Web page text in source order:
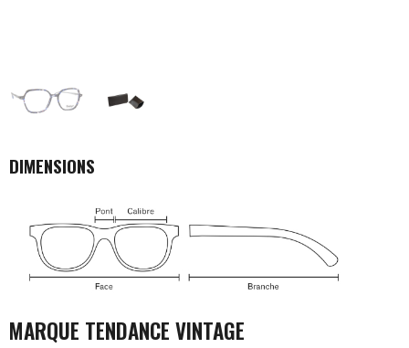
DIMENSIONS
MARQUE TENDANCE VINTAGE